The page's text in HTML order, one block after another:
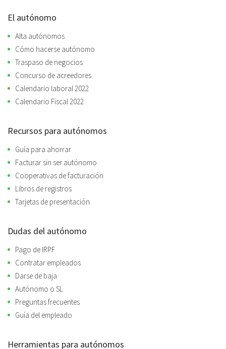
El autónomo
Alta autónomos
Cómo hacerse autónomo
Traspaso de negocios
Concurso de acreedores
Calendario laboral 2022
Calendario Fiscal 2022
Recursos para autónomos
Guía para ahorrar
Facturar sin ser autónomo
Cooperativas de facturación
Libros de registros
Tarjetas de presentación
Dudas del autónomo
Pago de IRPF
Contratar empleados
Darse de baja
Autónomo o SL
Preguntas frecuentes
Guía del empleado
Herramientas para autónomos